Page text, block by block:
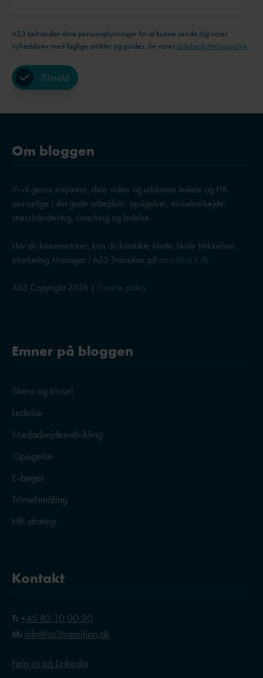
AS3 behandler dine personoplysninger for at kunne sende dig vores
nyhedsbrev med faglige artikler og guides. Se vores databeskyttelsespolitik
Om bloggen
Vi vil gerne inspirere, dele viden og uddanne ledere og HR-
ansvarlige i det gode arbejdsliv, opsigelser, trivselsarbejde,
stresshåndtering, coaching og ledelse.
Har du kommentarer, kan du kontakte Mette Skole Mikkelsen,
Marketing Manager i AS3 Transition på msmi@as3.dk
AS3 Copyright 2026 | Cookie policy
Emner på bloggen
Stress og trivsel
Ledelse
Medarbejderudvikling
Opsigelse
E-bøger
Trivselsmåling
HR-strategi
Kontakt
T: +45 82 10 00 20
M: info@as3transition.dk
Følg os på LinkedIn